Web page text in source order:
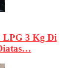
3 Kg Di